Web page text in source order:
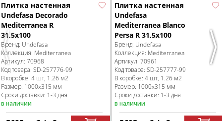
Previous
Плитка настенная
Undefasa Decorado
Mediterranea R
31,5x100
Бренд: Undefasa
Коллекция: Mediterranea
Артикул: 70968
Код товара: SD-257776-99
В коробке: 4 шт, 1.26 м2
Размер: 1000x315 мм
Сроки доставки: 1-3 дня
в наличии
Плитка настенная
Undefasa
Mediterranea Blanco
Persa R 31,5x100
Бренд: Undefasa
Коллекция: Mediterranea
Артикул: 70961
Код товара: SD-257777-99
В коробке: 4 шт, 1.26 м2
Размер: 1000x315 мм
Сроки доставки: 1-3 дня
в наличии